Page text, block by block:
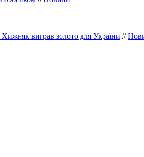
Хижняк виграв золото для України //